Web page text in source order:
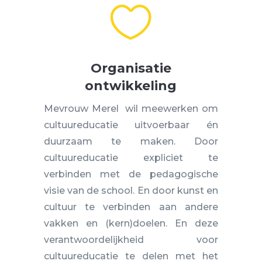

Organisatie
ontwikkeling
Mevrouw Merel wil meewerken om
cultuureducatie uitvoerbaar én
duurzaam te maken. Door
cultuureducatie expliciet te
verbinden met de pedagogische
visie van de school. En door kunst en
cultuur te verbinden aan andere
vakken en (kern)doelen. En deze
verantwoordelijkheid voor
cultuureducatie te delen met het